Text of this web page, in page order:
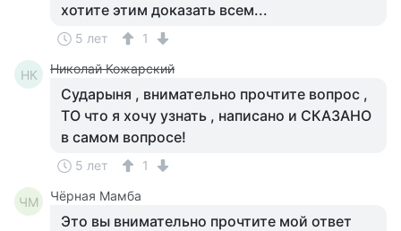
хотите этим доказать всем...
5 лет 1
НК Николай Кожарский
Сударыня , внимательно прочтите вопрос ,
ТО что я хочу узнать , написано и СКАЗАНО
в самом вопросе!
5 лет 1
ЧМ Чёрная Мамба
Это вы внимательно прочтите мой ответ